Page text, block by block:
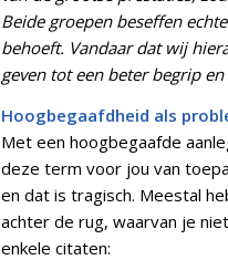
Beide groepen beseffen
behoeft. Vandaar dat wij
geven tot een beter begrip
Hoogbegaafdheid als
Met een hoogbegaafde
deze term voor jou van
en dat is tragisch. Meestal
achter de rug, waarvan je
enkele citaten: